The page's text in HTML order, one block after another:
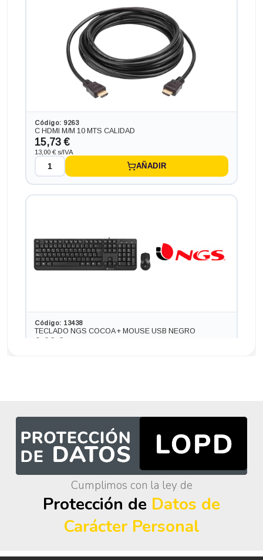
Ordenador HP PC HP SLIM ¡7 GEN 7 en formato SFF,
procesador INTEL CORE I7 - 7700 4.2 GHZ (7ª
Generación), memoria DDR4, Salidas gráficas: HDMI+DP
216,59 €
Código: 9263
C HDMI M/M 10 MTS CALIDAD
15,73 €
13,00 € s/IVA
AÑADIR
Código: 13438
TECLADO NGS COCOA + MOUSE USB NEGRO
Código: 13221
TECLADO EQUIP+MOUSE NEGRO INALAMBRICO
Cumplimos con la ley de
Protección de Datos de
Carácter Personal